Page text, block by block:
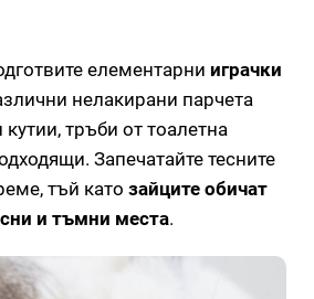
елементарни играчки
нелакирани парчета
тръби от тоалетна
Запечатайте тесните
тъй като зайците обичат
и тъмни места.